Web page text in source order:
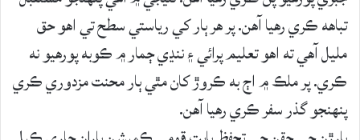
تباهه ڪري رهيا آهن. پر هر ٻار کي رياستي سطح تي اهو حق
مليل آهي ته اهو تعليم پرائي ۽ ننڍي ڄمار ۾ ڪوبه پورهيو نه
ڪري. پر ملڪ ۾ اڄ به ڪروڙ کان مٿي ٻار محنت مزدوري ڪري
پنهنجو گذر سفر ڪري رهيا آهن.